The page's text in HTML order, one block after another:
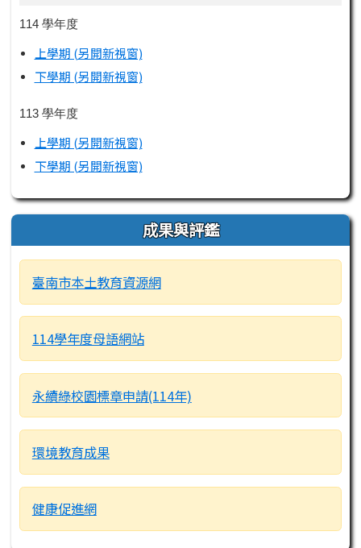
114 學年度
上學期 (另開新視窗)
下學期 (另開新視窗)
113 學年度
上學期 (另開新視窗)
下學期 (另開新視窗)
成果與評鑑
臺南市本土教育資源網
114學年度母語網站
永續綠校園標章申請(114年)
環境教育成果
健康促進網